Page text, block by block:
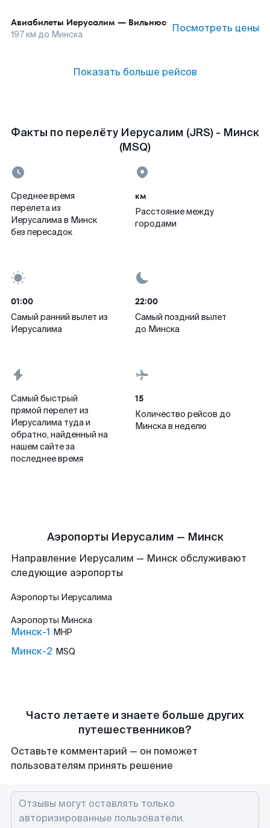
Авиабилеты Иерусалим — Вильнюс
197км до Минска Посмотреть цены
Показать больше рейсов
Факты по перелёту Иерусалим (JRS) - Минск
(MSQ)
Среднее время
перелета из
Иерусалима в Минск
без пересадок
км
Расстояние между
городами
01:00
Самый ранний вылет из
Иерусалима
22:00
Самый поздний вылет
до Минска
Самый быстрый
прямой перелет из
Иерусалима туда и
обратно, найденный на
нашем сайте за
последнее время
15
Количество рейсов до
Минска в неделю
Аэропорты Иерусалим — Минск
Направление Иерусалим — Минск обслуживают
следующие аэропорты
Аэропорты Иерусалима
Аэропорты Минска
Минск-1 MHP
Минск-2 MSQ
Часто летаете и знаете больше других
путешественников?
Оставьте комментарий — он поможет
пользователям принять решение